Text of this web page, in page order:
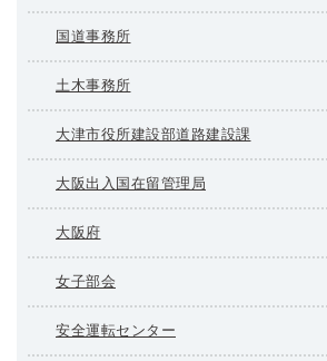
国道事務所
土木事務所
大津市役所建設部道路建設課
大阪出入国在留管理局
大阪府
女子部会
安全運転センター